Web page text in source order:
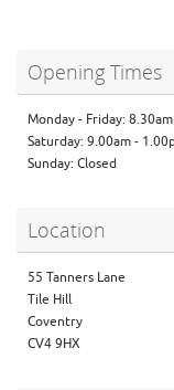
Opening Times
Monday - Friday:
Saturday: 9.00am -
Sunday: Closed
Location
55 Tanners Lane
Tile Hill
Coventry
CV4 9HX